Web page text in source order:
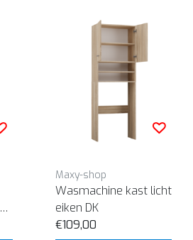
Maxy-shop
Wasmachine kast licht
eiken DK
€109,00